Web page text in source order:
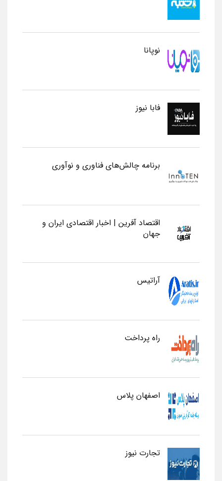
نوپانا
فابا نیوز
برنامه چالش‌های فناوری و نوآوری
اقتصاد آفرین | اخبار اقتصادی ایران و
جهان
آراتیس
راه پرداخت
اصفهان پلاس
تجارت نیوز